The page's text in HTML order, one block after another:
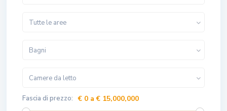
Tutte le aree
Bagni
Camere da letto
Fascia di prezzo: € 0 a € 15,000,000